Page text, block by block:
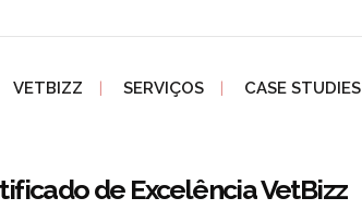
VETBIZZ SERVIÇOS CASE STUDIES
de Excelência VetBizz